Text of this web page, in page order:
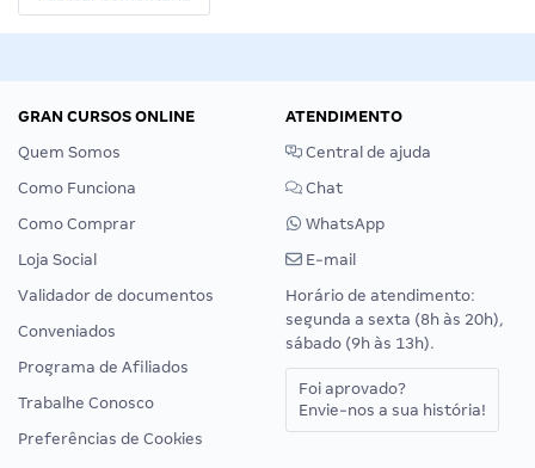
GRAN CURSOS ONLINE
Quem Somos
Como Funciona
Como Comprar
Loja Social
Validador de documentos
Conveniados
Programa de Afiliados
Trabalhe Conosco
Preferências de Cookies
ATENDIMENTO
Central de ajuda
Chat
WhatsApp
E-mail
Horário de atendimento:
segunda a sexta (8h às 20h),
sábado (9h às 13h).
Foi aprovado?
Envie-nos a sua história!